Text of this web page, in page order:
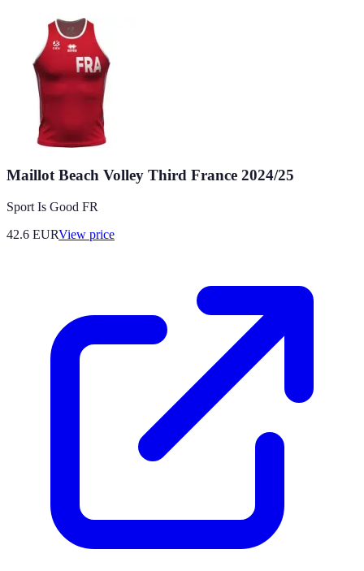
Maillot Beach Volley Third France 2024/25
Sport Is Good FR
42.6 EURView price